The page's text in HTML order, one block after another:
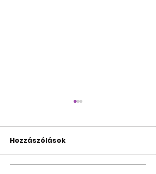
Hozzászólások